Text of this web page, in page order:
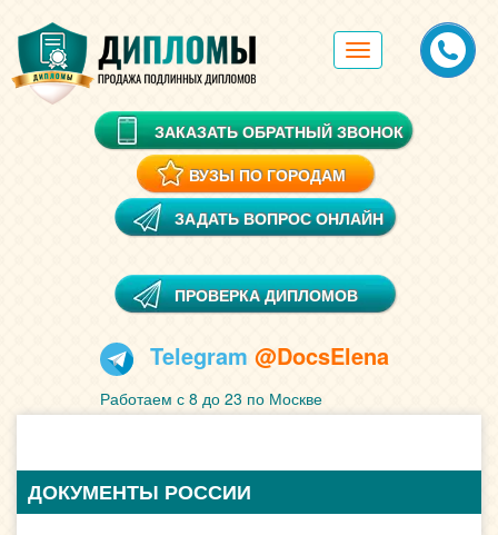
Toggle
navigation
ЗАКАЗАТЬ ОБРАТНЫЙ ЗВОНОК
ВУЗЫ ПО ГОРОДАМ
ЗАДАТЬ ВОПРОС ОНЛАЙН
ПРОВЕРКА ДИПЛОМОВ
Telegram @DocsElena
Работаем с 8 до 23 по Москве
ДОКУМЕНТЫ РОССИИ